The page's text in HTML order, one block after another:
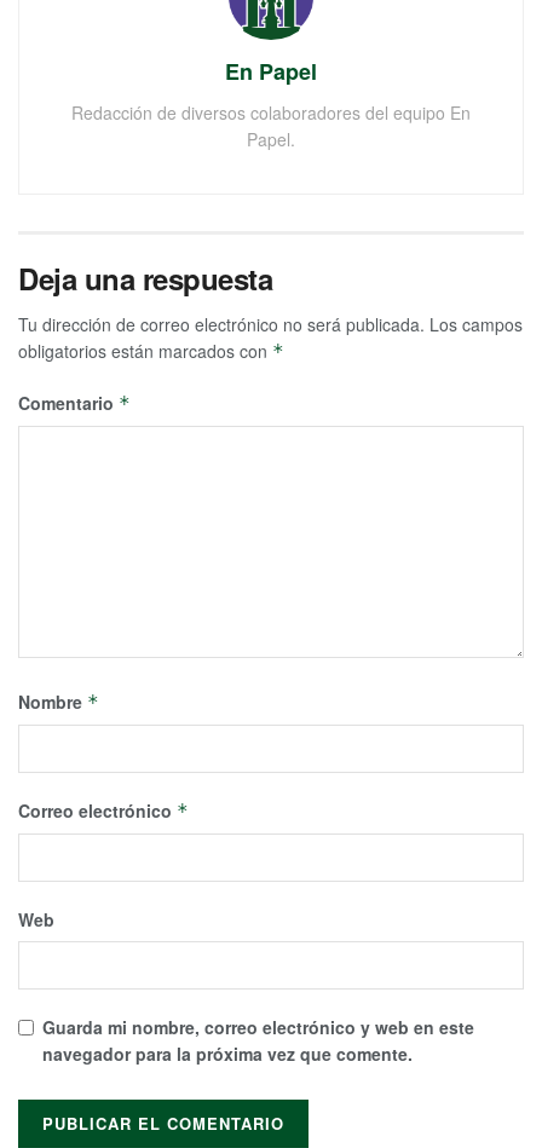
En Papel
Redacción de diversos colaboradores del equipo En
Papel.
Deja una respuesta
Tu dirección de correo electrónico no será publicada. Los campos
obligatorios están marcados con *
Comentario *
Nombre *
Correo electrónico *
Web
Guarda mi nombre, correo electrónico y web en este
navegador para la próxima vez que comente.